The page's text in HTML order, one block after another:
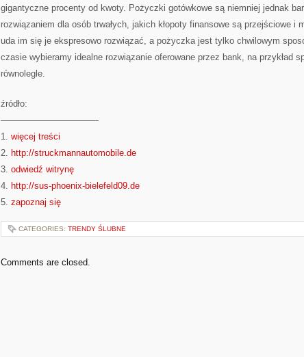
gigantyczne procenty od kwoty. Pożyczki gotówkowe są niemniej jednak
rozwiązaniem dla osób trwałych, jakich kłopoty finansowe są przejściowe i
uda im się je ekspresowo rozwiązać, a pożyczka jest tylko chwilowym
czasie wybieramy idealne rozwiązanie oferowane przez bank, na przykład
równolegle.
źródło:
———————————
1. więcej treści
2. http://struckmannautomobile.de
3. odwiedź witrynę
4. http://sus-phoenix-bielefeld09.de
5. zapoznaj się
CATEGORIES: TRENDY ŚLUBNE
Comments are closed.